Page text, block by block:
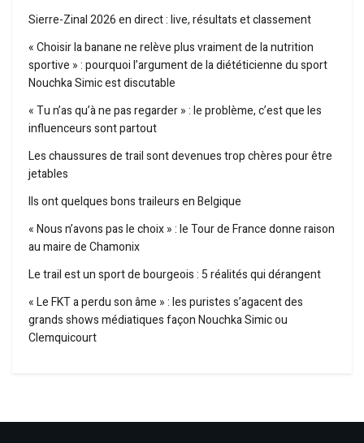
Sierre-Zinal 2026 en direct : live, résultats et classement
« Choisir la banane ne relève plus vraiment de la nutrition
sportive » : pourquoi l’argument de la diététicienne du sport
Nouchka Simic est discutable
« Tu n’as qu’à ne pas regarder » : le problème, c’est que les
influenceurs sont partout
Les chaussures de trail sont devenues trop chères pour être
jetables
Ils ont quelques bons traileurs en Belgique
« Nous n’avons pas le choix » : le Tour de France donne raison
au maire de Chamonix
Le trail est un sport de bourgeois : 5 réalités qui dérangent
« Le FKT a perdu son âme » : les puristes s’agacent des
grands shows médiatiques façon Nouchka Simic ou
Clemquicourt